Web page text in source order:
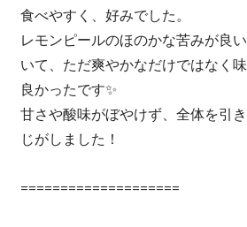
食べやすく、好みでした。
レモンピールのほのかな苦みが良
いて、ただ爽やかなだけではなく
良かったです✨
甘さや酸味がぼやけず、全体を引
じがしました！
====================